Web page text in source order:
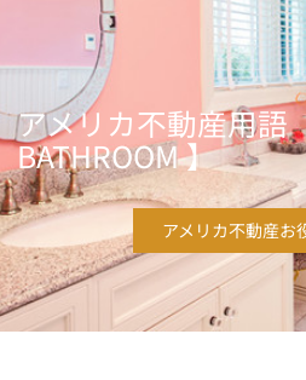
アメリカ不動産用語
BATHROOM 】
アメリカ不動産お